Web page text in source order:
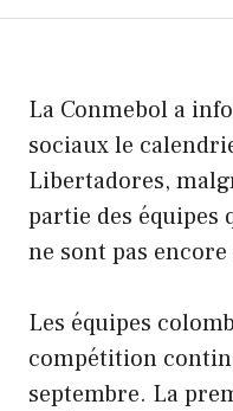
La Conmebol a
sociaux le
Libertadores,
partie des
ne sont pas
Les équipes
compétition
septembre. La